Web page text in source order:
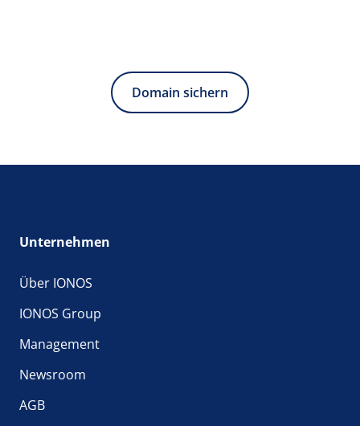
Domain sichern
Unternehmen
Über IONOS
IONOS Group
Management
Newsroom
AGB